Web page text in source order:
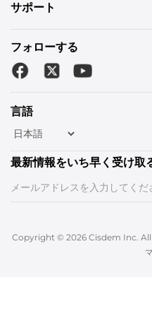
サポート
フォローする
言語
最新情報をいち早く受け取
Copyright © 2026 Cisdem Inc. All